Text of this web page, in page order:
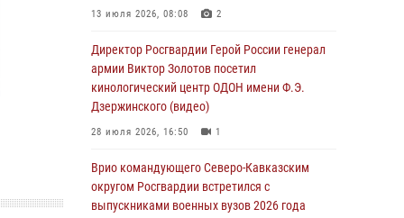
Росгвардии задержаны подозреваемые в
мошенничестве под видом оказания
оздоровительных услуг (видео)
05 августа 2026, 13:20
военнослужащих Росгвардии посетили
мастер-класс по художественной гимнастике
05 августа 2026, 13:00 3
13 июля 2026, 08:08 2
Директор Росгвардии Герой России генерал
армии Виктор Золотов посетил
кинологический центр ОДОН имени Ф.Э.
Дзержинского (видео)
28 июля 2026, 16:50 1
Врио командующего Северо-Кавказским
округом Росгвардии встретился с
выпускниками военных вузов 2026 года